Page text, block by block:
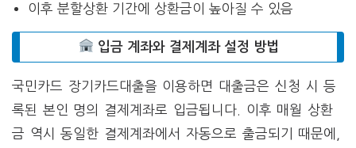
이후 분할상환 기간에 상환금이 높아질 수 있음
입금 계좌와 결제계좌 설정 방법
국민카드 장기카드대출을 이용하면 대출금은 신청 시 등
록된 본인 명의 결제계좌로 입금됩니다. 이후 매월 상환
금 역시 동일한 결제계좌에서 자동으로 출금되기 때문에,